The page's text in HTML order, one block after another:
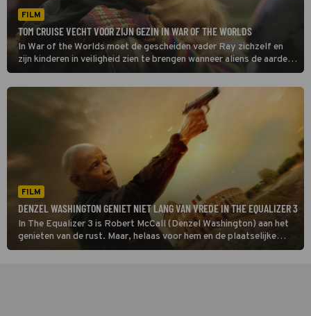
FILM
TOM CRUISE VECHT VOOR ZIJN GEZIN IN WAR OF THE WORLDS
In War of the Worlds moet de gescheiden vader Ray zichzelf en
zijn kinderen in veiligheid zien te brengen wanneer aliens de aarde
aanvallen.
FILM
DENZEL WASHINGTON GENIET NIET LANG VAN VREDE IN THE EQUALIZER 3
In The Equalizer 3 is Robert McCall (Denzel Washington) aan het
genieten van de rust. Maar, helaas voor hem en de plaatselijke
maffia, niet voor lang.